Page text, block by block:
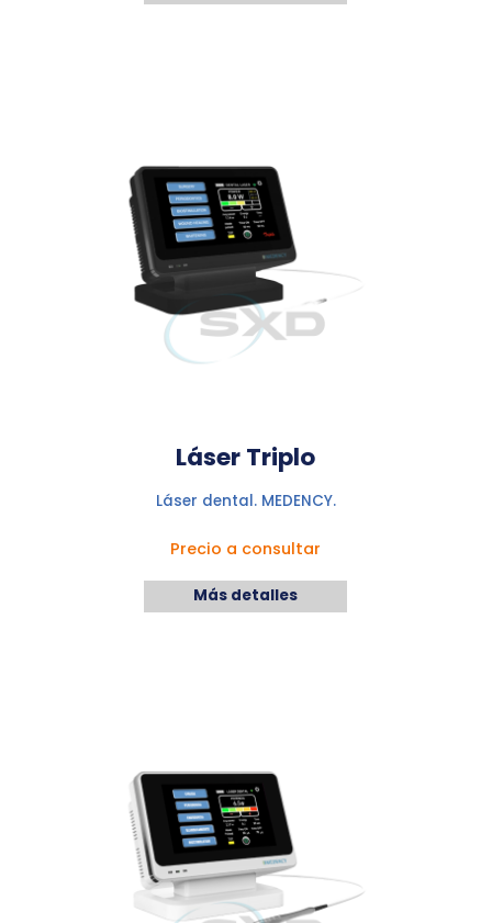
Láser Triplo
Láser dental. MEDENCY.
Precio a consultar
Más detalles